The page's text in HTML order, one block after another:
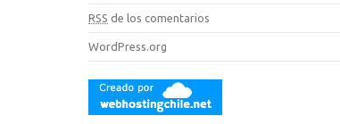
RSS de los comentarios
WordPress.org